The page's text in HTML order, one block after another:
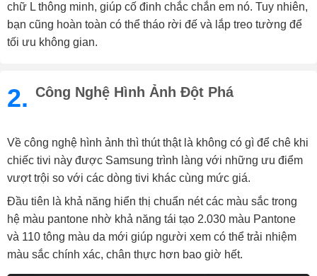
chữ L thông minh, giúp cố đinh chắc chắn em nó. Tuy nhiên,
bạn cũng hoàn toàn có thể tháo rời đế và lắp treo tường để
tối ưu không gian.
2. Công Nghệ Hình Ảnh Đột Phá
Về công nghệ hình ảnh thì thút thật là không có gì để chê khi
chiếc tivi này được Samsung trình làng với những ưu điểm
vượt trội so với các dòng tivi khác cùng mức giá.
Đầu tiên là khả năng hiển thị chuẩn nét các màu sắc trong
hệ màu pantone nhờ khả năng tái tạo 2.030 màu Pantone
và 110 tông màu da mới giúp người xem có thể trải nhiệm
màu sắc chính xác, chân thực hơn bao giờ hết.